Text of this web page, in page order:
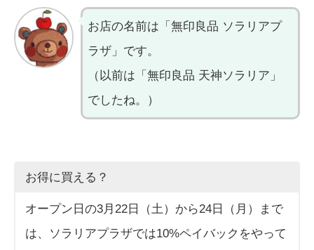
お店の名前は「無印良品 ソラリアプ
ラザ」です。
（以前は「無印良品 天神ソラリア」
でしたね。）
お得に買える？
オープン日の3月22日（土）から24日（月）まで
は、ソラリアプラザでは10%ペイバックをやって